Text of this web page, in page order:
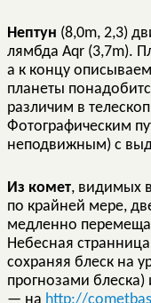
Нептун (8,0m, 2,3)
лямбда Aqr (3,7m).
а к концу
планеты
различим в
Фотографическим
неподвижным) с
Из комет, видимых
по крайней мере,
медленно
Небесная
сохраняя блеск на
прогнозами